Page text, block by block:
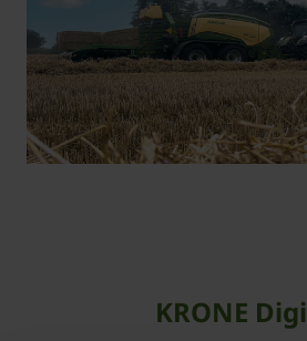
KRONE